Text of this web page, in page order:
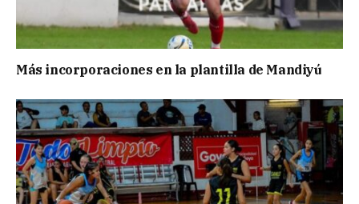
Más incorporaciones en la plantilla de Mandiyú